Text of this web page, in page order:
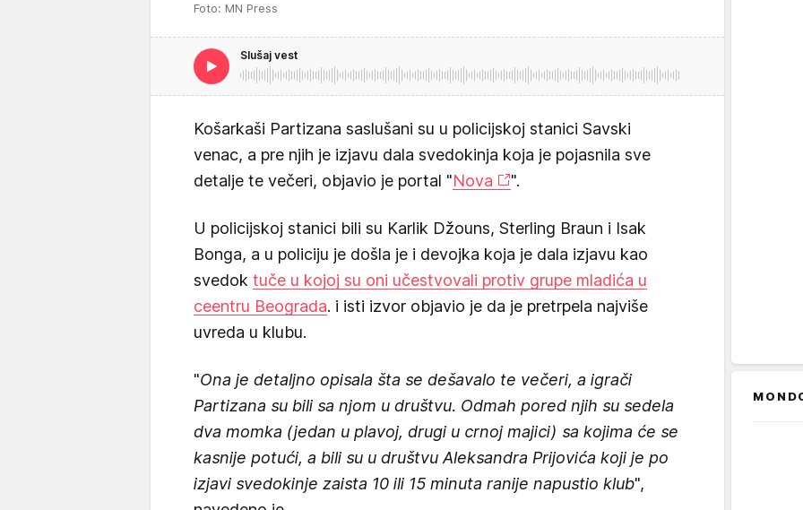
Foto: MN Press
Slušaj vest
Košarkaši Partizana saslušani su u policijskoj stanici Savski
venac, a pre njih je izjavu dala svedokinja koja je pojasnila sve
detalje te večeri, objavio je portal "Nova ".
U policijskoj stanici bili su Karlik Džouns, Sterling Braun i Isak
Bonga, a u policiju je došla je i devojka koja je dala izjavu kao
svedok tuče u kojoj su oni učestvovali protiv grupe mladića u
ceentru Beograda. i isti izvor objavio je da je pretrpela najviše
uvreda u klubu.
"Ona je detaljno opisala šta se dešavalo te večeri, a igrači
Partizana su bili sa njom u društvu. Odmah pored njih su sedela
dva momka (jedan u plavoj, drugi u crnoj majici) sa kojima će se
kasnije potući, a bili su u društvu Aleksandra Prijovića koji je po
izjavi svedokinje zaista 10 ili 15 minuta ranije napustio klub",